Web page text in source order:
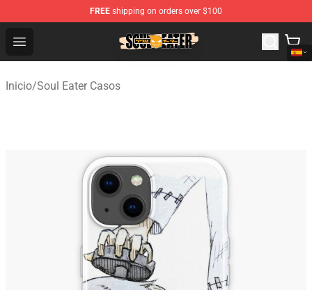
FREE shipping on orders over $100
Open menu
Soul Eater Store - Official Soul Eater Merchandise Shop
Inicio/Soul Eater Casos